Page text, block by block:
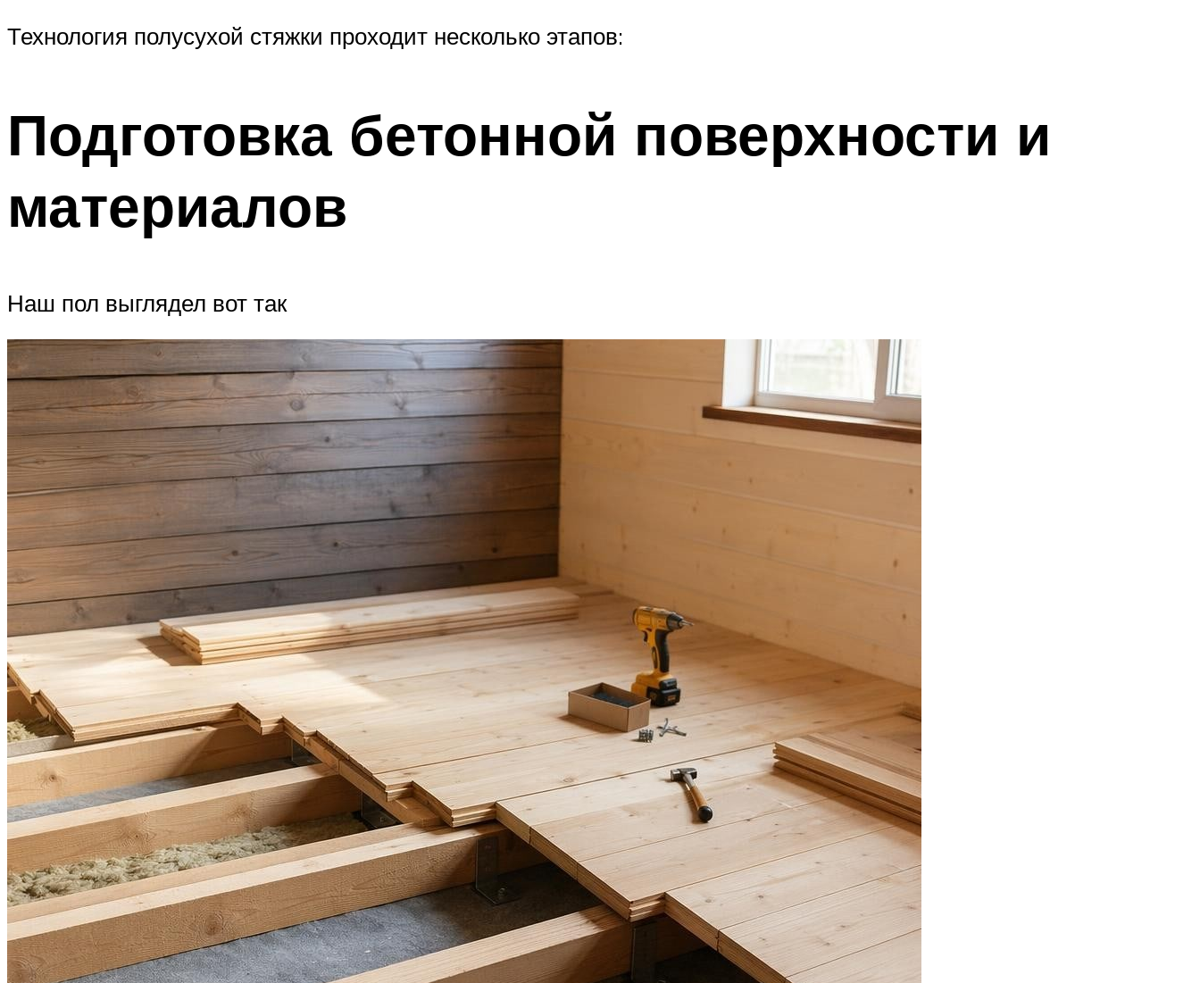
Технология полусухой стяжки проходит несколько этапов:
Подготовка бетонной поверхности и
материалов
Наш пол выглядел вот так